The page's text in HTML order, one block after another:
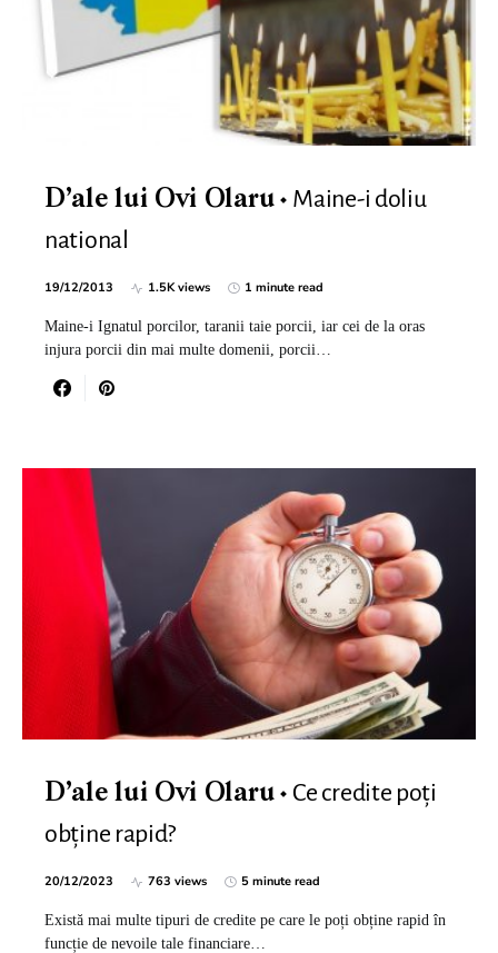
D’ale lui Ovi Olaru
Maine-i doliu
national
19/12/2013 1.5K views 1 minute read
Maine-i Ignatul porcilor, taranii taie porcii, iar cei de la oras
injura porcii din mai multe domenii, porcii…
D’ale lui Ovi Olaru
Ce credite poți
obține rapid?
20/12/2023 763 views 5 minute read
Există mai multe tipuri de credite pe care le poți obține rapid în
funcție de nevoile tale financiare…